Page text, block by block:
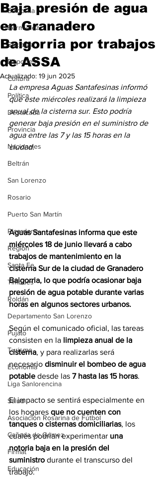
Baigorria
Bermúdez
Sociales
Deportes
Cultura
Política
Destacada
Provincia
Nacionales
Beltrán
San Lorenzo
Rosario
Puerto San Martín
Ricardone
Región
Santa Fe
Timbúes
Roldán
Departamento San Lorenzo
Pujato
Turismo
Economía
Liga Sanlorencina
Salud
Asociación Rosarina de Fútbol
Cañada de Gómez
Firmat
Educación
Baja presión de agua
en Granadero
Baigorria por trabajos
de ASSA
Actualizado: 19 jun 2025
La empresa Aguas Santafesinas informó
que este miércoles realizará la limpieza
anual de la cisterna sur. Esto podría
generar baja presión en el suministro de
agua entre las 7 y las 15 horas en la
ciudad.
Aguas Santafesinas informa que este
miércoles 18 de junio llevará a cabo
trabajos de mantenimiento en la
cisterna Sur de la ciudad de Granadero
Baigorria, lo que podría ocasionar baja
presión de agua potable durante varias
horas en algunos sectores urbanos.
Según el comunicado oficial, las tareas
consisten en la limpieza anual de la
cisterna, y para realizarlas será
necesario disminuir el bombeo de agua
potable desde las 7 hasta las 15 horas.
El impacto se sentirá especialmente en
los hogares que no cuenten con
tanques o cisternas domiciliarias, los
cuales podrían experimentar una
notoria baja en la presión del
suministro durante el transcurso del
trabajo.